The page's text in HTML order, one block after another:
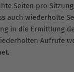
Seiten pro
auch wiederholte
in die Ermittlung
Aufrufe